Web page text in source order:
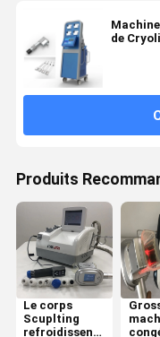
de
Produits
Le corps
Scuplting
refroidissent